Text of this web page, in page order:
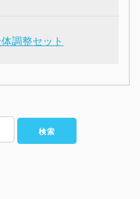
調整セット
検索